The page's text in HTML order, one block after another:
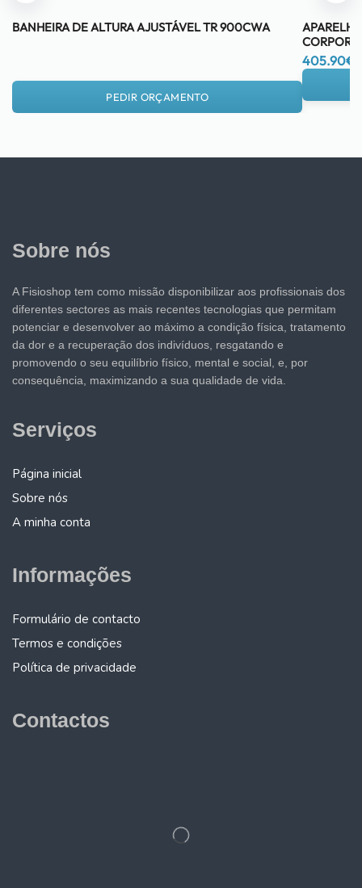
BANHEIRA DE ALTURA AJUSTÁVEL TR 900CWA
PEDIR ORÇAMENTO
405.90€
Sobre nós
A Fisioshop tem como missão disponibilizar aos profissionais dos
diferentes sectores as mais recentes tecnologias que permitam
potenciar e desenvolver ao máximo a condição física, tratamento
da dor e a recuperação dos indivíduos, resgatando e
promovendo o seu equilíbrio físico, mental e social, e, por
consequência, maximizando a sua qualidade de vida.
Serviços
Página inicial
Sobre nós
A minha conta
Informações
Formulário de contacto
Termos e condições
Política de privacidade
Contactos